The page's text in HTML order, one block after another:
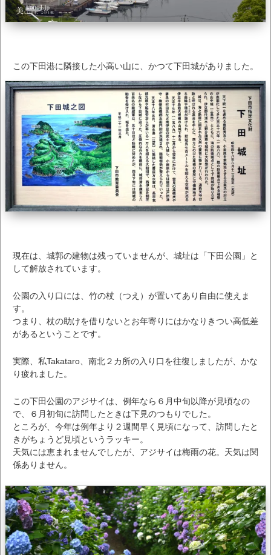
この下田港に隣接した小高い山に、かつて下田城がありました。
現在は、城郭の建物は残っていませんが、城址は「下田公園」と
して解放されています。
公園の入り口には、竹の杖（つえ）が置いてあり自由に使えま
す。
つまり、杖の助けを借りないとお年寄りにはかなりきつい高低差
があるということです。
実際、私Takataro、南北２カ所の入り口を往復しましたが、かな
り疲れました。
この下田公園のアジサイは、例年なら６月中旬以降が見頃なの
で、６月初旬に訪問したときは下見のつもりでした。
ところが、今年は例年より２週間早く見頃になって、訪問したと
きがちょうど見頃というラッキー。
天気には恵まれませんでしたが、アジサイは梅雨の花。天気は関
係ありません。